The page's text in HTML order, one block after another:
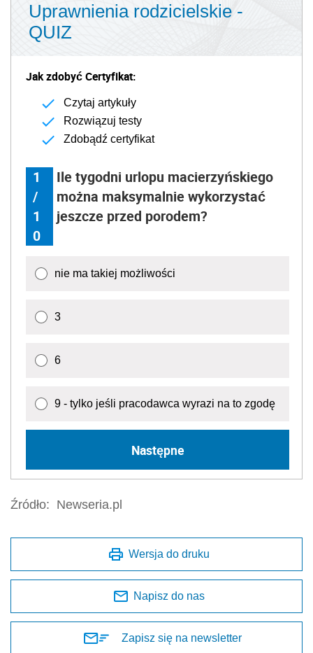
Uprawnienia rodzicielskie -
QUIZ
Jak zdobyć Certyfikat:
Czytaj artykuły
Rozwiązuj testy
Zdobądź certyfikat
1
/
1
0
Ile tygodni urlopu macierzyńskiego
można maksymalnie wykorzystać
jeszcze przed porodem?
nie ma takiej możliwości
3
6
9 - tylko jeśli pracodawca wyrazi na to zgodę
Następne
Źródło: Newseria.pl
Wersja do druku
Napisz do nas
Zapisz się na newsletter